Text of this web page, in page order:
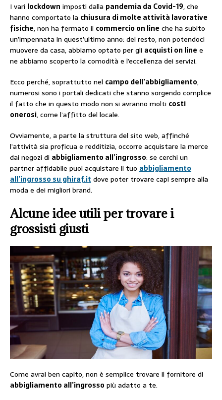
I vari lockdown imposti dalla pandemia da Covid-19, che
hanno comportato la chiusura di molte attività lavorative
fisiche, non ha fermato il commercio on line che ha subito
un’impennata in quest’ultimo anno: del resto, non potendoci
muovere da casa, abbiamo optato per gli acquisti on line e
ne abbiamo scoperto la comodità e l’eccellenza dei servizi.
Ecco perché, soprattutto nel campo dell’abbigliamento,
numerosi sono i portali dedicati che stanno sorgendo complice
il fatto che in questo modo non si avranno molti costi
onerosi, come l’affitto del locale.
Ovviamente, a parte la struttura del sito web, affinché
l’attività sia proficua e redditizia, occorre acquistare la merce
dai negozi di abbigliamento all’ingrosso: se cerchi un
partner affidabile puoi acquistare il tuo abbigliamento
all’ingrosso su ghiraf.it dove poter trovare capi sempre alla
moda e dei migliori brand.
Alcune idee utili per trovare i
grossisti giusti
Come avrai ben capito, non è semplice trovare il fornitore di
abbigliamento all’ingrosso più adatto a te.